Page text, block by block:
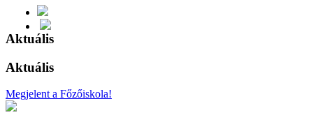
Aktuális
Aktuális
Megjelent a Főzőiskola!